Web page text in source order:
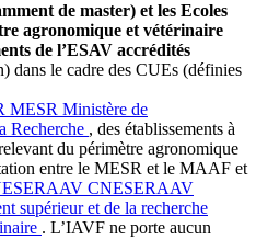
de master) et les Ecoles
agronomique et vétérinaire
de l’ESAV accrédités
dans le cadre des CUEs (définies
MESR Ministère de
Recherche , des établissements à
du périmètre agronomique
entre le MESR et le MAAF et
CNESERAAV
supérieur et de la recherche
. L’IAVF ne porte aucun